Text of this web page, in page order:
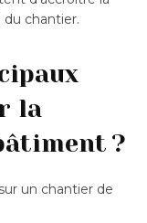
chantier.
la
?
un chantier de